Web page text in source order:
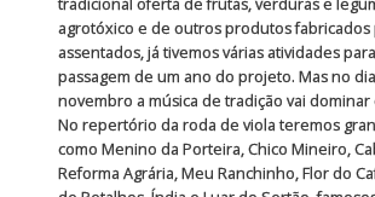
tradicional oferta de frutas, verduras e
agrotóxico e de outros produtos fabricados
assentados, já tivemos várias atividades
passagem de um ano do projeto. Mas no
novembro a música de tradição vai
No repertório da roda de viola teremos
como Menino da Porteira, Chico Mineiro,
Reforma Agrária, Meu Ranchinho, Flor do